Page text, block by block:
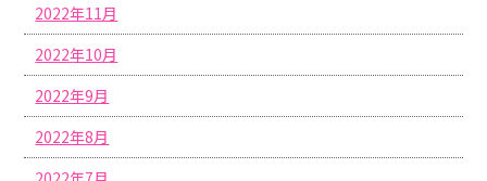
2022年11月
2022年10月
2022年9月
2022年8月